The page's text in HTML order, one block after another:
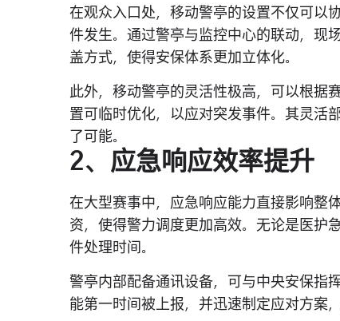
在观众入口处，移动警亭的设置不仅可以
件发生。通过警亭与监控中心的联动，现
盖方式，使得安保体系更加立体化。
此外，移动警亭的灵活性极高，可以根据
置可临时优化，以应对突发事件。其灵活
了可能。
2、应急响应效率提升
在大型赛事中，应急响应能力直接影响整
资，使得警力调度更加高效。无论是医护
件处理时间。
警亭内部配备通讯设备，可与中央安保指
能第一时间被上报，并迅速制定应对方案